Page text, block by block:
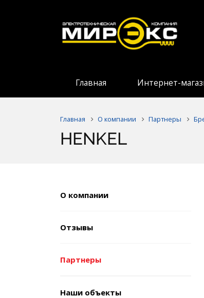
Главная Интернет-
Главная О компании Партнеры
HENKEL
О компании
Отзывы
Партнеры
Наши объекты